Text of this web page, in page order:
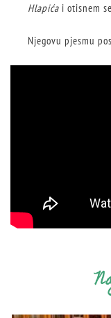
Hlapića i otisnem
Njegovu pjesmu